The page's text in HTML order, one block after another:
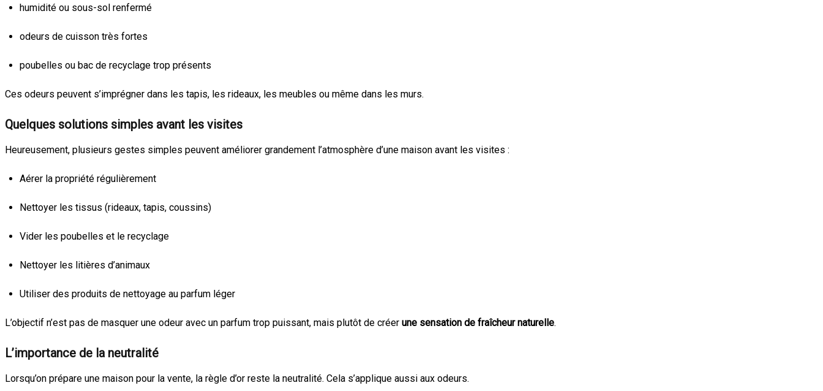
humidité ou sous-sol renfermé
odeurs de cuisson très fortes
poubelles ou bac de recyclage trop présents
Ces odeurs peuvent s’imprégner dans les tapis, les rideaux, les meubles ou même dans les murs.
Quelques solutions simples avant les visites
Heureusement, plusieurs gestes simples peuvent améliorer grandement l’atmosphère d’une maison avant les visites :
Aérer la propriété régulièrement
Nettoyer les tissus (rideaux, tapis, coussins)
Vider les poubelles et le recyclage
Nettoyer les litières d’animaux
Utiliser des produits de nettoyage au parfum léger
L’objectif n’est pas de masquer une odeur avec un parfum trop puissant, mais plutôt de créer une sensation de fraîcheur naturelle.
L’importance de la neutralité
Lorsqu’on prépare une maison pour la vente, la règle d’or reste la neutralité. Cela s’applique aussi aux odeurs.